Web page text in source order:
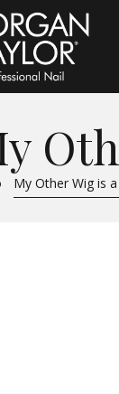
My Other Wig is